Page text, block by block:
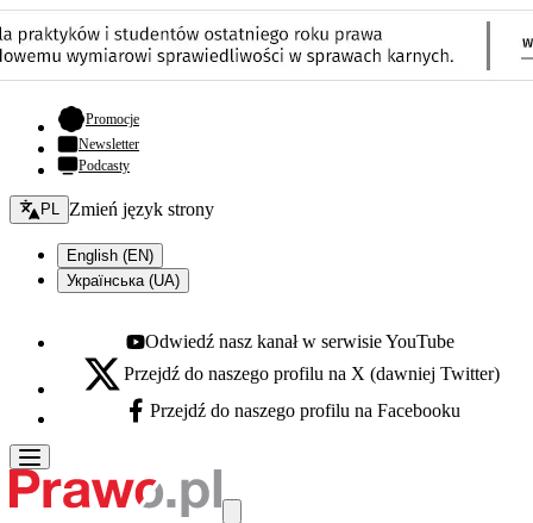
Promocje- otwiera się w nowej karcie
Newsletter
Podcasty
Zmień język - bieżący:
PL Zmień język strony
English (EN)
Українська (UA)
Youtube - otwiera się w nowej karcie
Odwiedź nasz kanał w serwisie YouTube
X - otwiera się w nowej karcie
Przejdź do naszego profilu na X (dawniej Twitter)
Facebook - otwiera się w nowej karcie
Przejdź do naszego profilu na Facebooku